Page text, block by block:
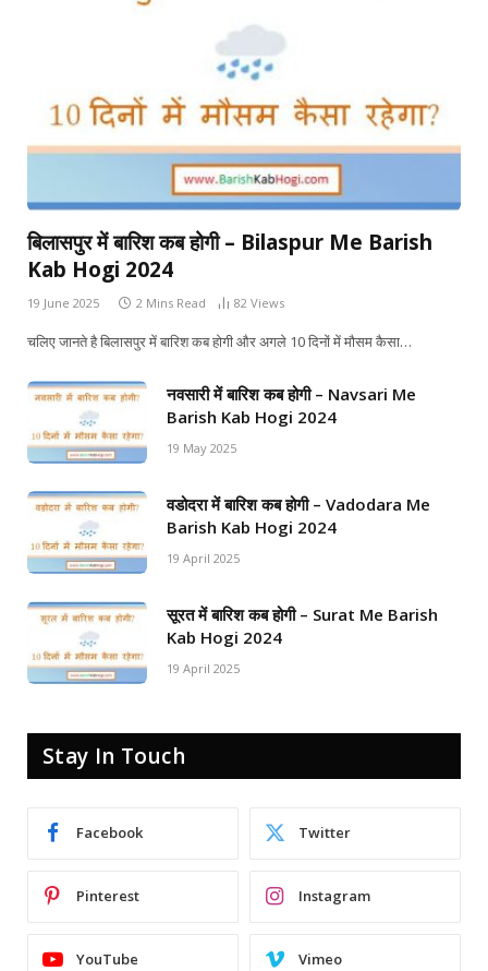
बिलासपुर में बारिश कब होगी – Bilaspur Me Barish
Kab Hogi 2024
19 June 2025 2 Mins Read 82 Views
चलिए जानते है बिलासपुर में बारिश कब होगी और अगले 10 दिनों में मौसम कैसा…
नवसारी में बारिश कब होगी – Navsari Me
Barish Kab Hogi 2024
19 May 2025
वडोदरा में बारिश कब होगी – Vadodara Me
Barish Kab Hogi 2024
19 April 2025
सूरत में बारिश कब होगी – Surat Me Barish
Kab Hogi 2024
19 April 2025
Stay In Touch
Facebook Twitter
Pinterest Instagram
YouTube Vimeo